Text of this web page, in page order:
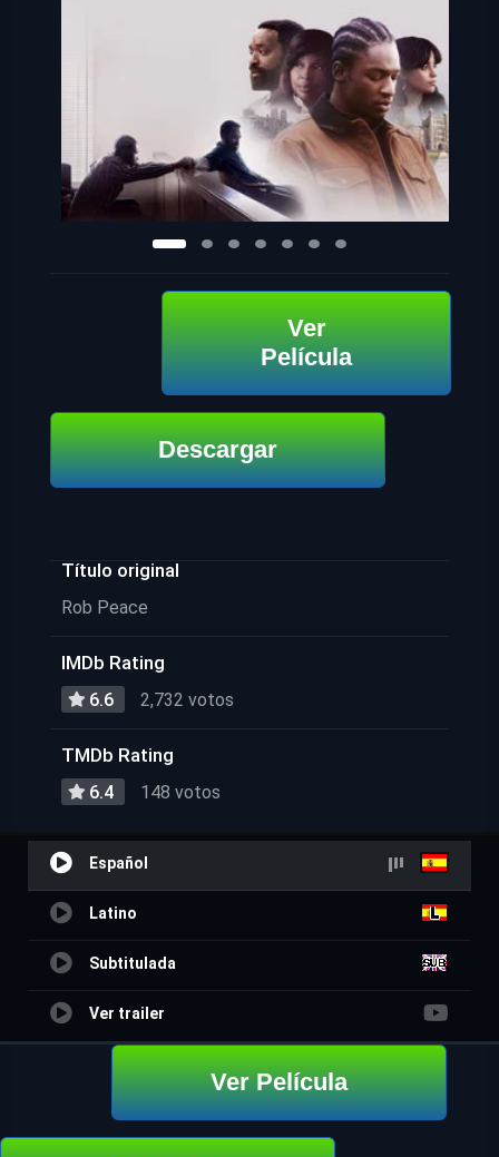
Ver
Película
Descargar
Título original
Rob Peace
IMDb Rating
6.6 2,732 votos
TMDb Rating
6.4 148 votos
Español
Latino
Subtitulada
Ver trailer
Ver Película